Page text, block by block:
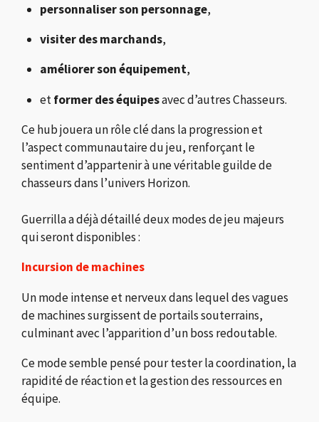
personnaliser son personnage,
visiter des marchands,
améliorer son équipement,
etformer des équipesavec d’autres Chasseurs.
Ce hub jouera un rôle clé dans la progression et
l’aspect communautaire du jeu, renforçant le
sentiment d’appartenir à une véritable guilde de
chasseurs dans l’univers Horizon.
Guerrilla a déjà détaillé deux modes de jeu majeurs
qui seront disponibles :
Incursion de machines
Un mode intense et nerveux dans lequel des vagues
de machines surgissent de portails souterrains,
culminant avec l’apparition d’un boss redoutable.
Ce mode semble pensé pour tester la coordination, la
rapidité de réaction et la gestion des ressources en
équipe.